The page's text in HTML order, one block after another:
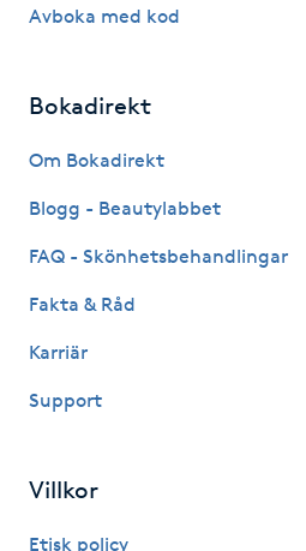
Japansk massage
K18
Avboka med kod
Bokadirekt
Om Bokadirekt
Blogg - Beautylabbet
FAQ - Skönhetsbehandlingar
Fakta & Råd
Karriär
Support
Villkor
Etisk policy